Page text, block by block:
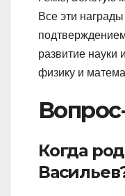
Все эти
развитие науки
физику и
Когда